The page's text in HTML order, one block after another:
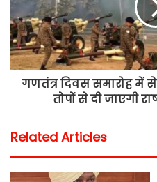
गणतंत्र दिवस समारोह में
तोपों से दी जाएगी
Related Articles